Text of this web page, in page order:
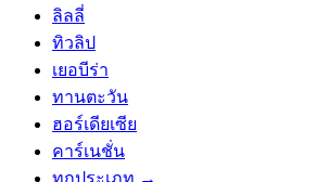
ลิลลี่
ทิวลิป
เยอบีร่า
ทานตะวัน
ฮอร์เดียเซีย
คาร์เนชั่น
ทุกประเภท →